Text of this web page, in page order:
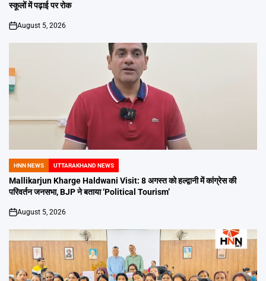
स्कूलों में पढ़ाई पर रोक
on
August 5, 2026
POSTED
IN
HNN NEWS UTTARAKHAND NEWS
Mallikarjun Kharge Haldwani Visit: 8 अगस्त को हल्द्वानी में कांग्रेस की
परिवर्तन जनसभा, BJP ने बताया ‘Political Tourism’
on
August 5, 2026